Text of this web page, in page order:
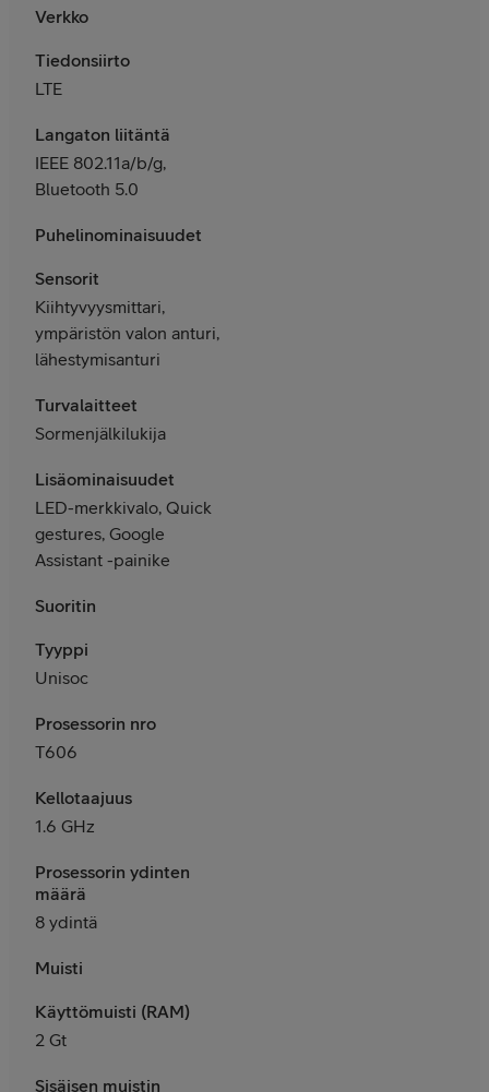
Verkko
Tiedonsiirto
LTE
Langaton liitäntä
IEEE 802.11a/b/g,
Bluetooth 5.0
Puhelinominaisuudet
Sensorit
Kiihtyvyysmittari,
ympäristön valon anturi,
lähestymisanturi
Turvalaitteet
Sormenjälkilukija
Lisäominaisuudet
LED-merkkivalo, Quick
gestures, Google
Assistant -painike
Suoritin
Tyyppi
Unisoc
Prosessorin nro
T606
Kellotaajuus
1.6 GHz
Prosessorin ydinten
määrä
8 ydintä
Muisti
Käyttömuisti (RAM)
2 Gt
Sisäisen muistin